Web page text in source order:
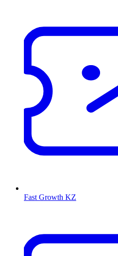
Fast Growth KZ